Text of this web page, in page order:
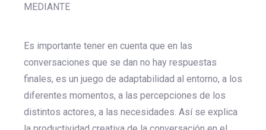
MEDIANTE
Es importante tener en cuenta que en las
conversaciones que se dan no hay respuestas
finales, es un juego de adaptabilidad al entorno, a los
diferentes momentos, a las percepciones de los
distintos actores, a las necesidades. Así se explica